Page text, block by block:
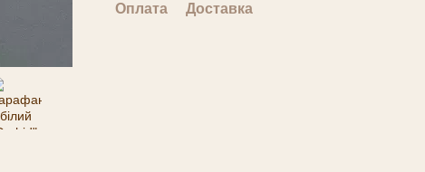
Оплата
Доставка